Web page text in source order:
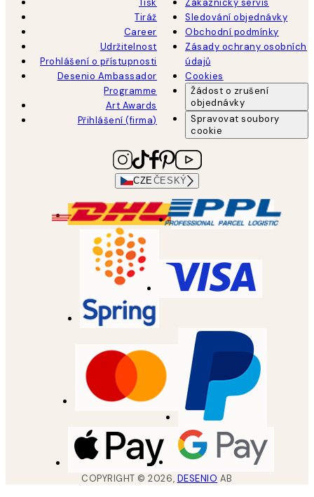
Tiráž
Career
Udržitelnost
Prohlášení o přístupnosti
Desenio Ambassador
Programme
Art Awards
Přihlášení (firma)
Sledování objednávky
Obchodní podmínky
Zásady ochrany osobních
údajů
Cookies
Žádost o zrušení
objednávky
Spravovat soubory
cookie
CZEČESKÝ
COPYRIGHT ©2026, DESENIO AB